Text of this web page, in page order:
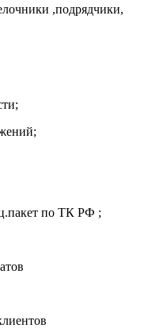
,подрядчики,
по ТК РФ ;